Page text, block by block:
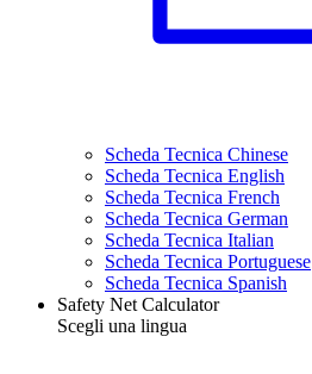
Scheda Tecnica Chinese
Scheda Tecnica English
Scheda Tecnica French
Scheda Tecnica German
Scheda Tecnica Italian
Scheda Tecnica Portuguese
Scheda Tecnica Spanish
Safety Net Calculator
Scegli una lingua